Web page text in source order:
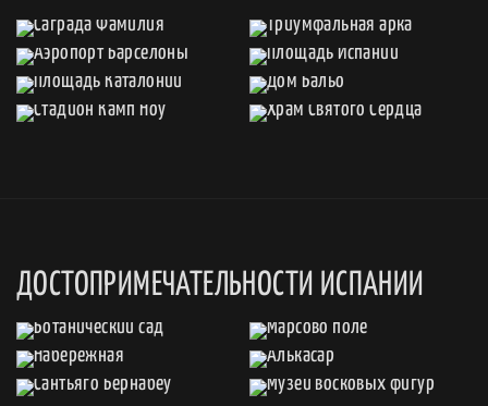
ДОСТОПРИМЕЧАТЕЛЬНОСТИ ИСПАНИИ